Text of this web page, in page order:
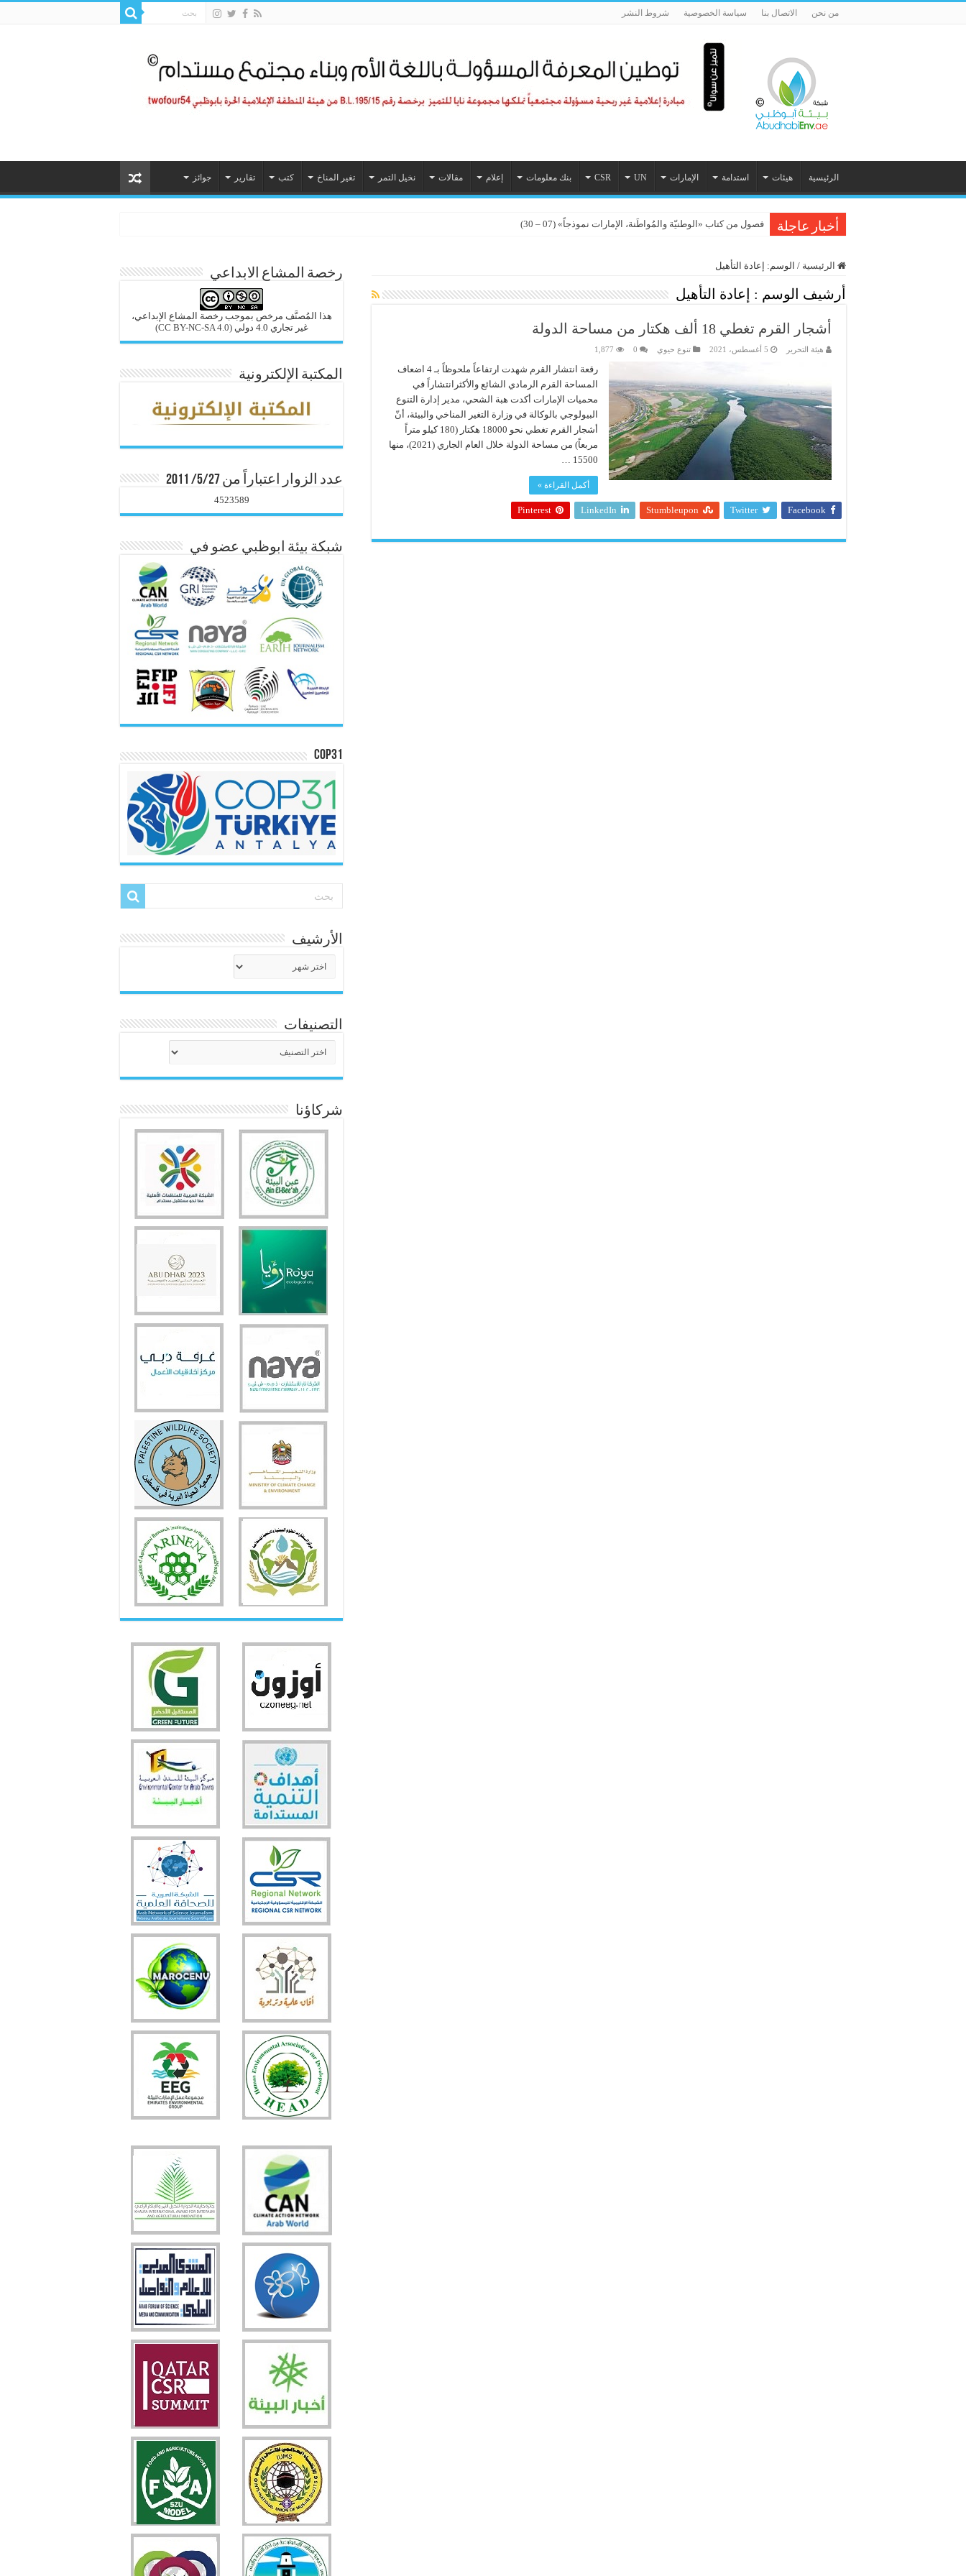
من نحن الاتصال بنا سياسة الخصوصية شروط النشر
الرئيسية هيئات استدامة الإمارات UN
CSR بنك معلومات إعلام مقالات نخيل التمر تغير المناخ كتب تقارير جوائز
أخبار عاجلة فصول من كتاب «الوطنيّة والمُواطَنة، الإمارات نموذجاً» (07 – 30)
الرئيسية / الوسم: إعادة التأهيل
أرشيف الوسم : إعادة التأهيل
أشجار القرم تغطي 18 ألف هكتار من مساحة الدولة
هيئة التحرير 5 أغسطس، 2021 تنوع حيوي 0
1,877
رقعة انتشار القرم شهدت ارتفاعاً ملحوظاً بـ 4 اضعاف
المساحة القرم الرمادي الشائع والأكثرانتشاراً في
محميات الإمارات أكدت هبة الشحي، مدير إدارة التنوع
البيولوجي بالوكالة في وزارة التغير المناخي والبيئة، أنّ
أشجار القرم تغطي نحو 18000 هكتار (180 كيلو متراً
مربعاً) من مساحة الدولة خلال العام الجاري (2021)، منها
15500 …
أكمل القراءة »
Facebook
Twitter
Stumbleupon
LinkedIn
Pinterest
رخصة المشاع الابداعي
هذا المُصنَّف مرخص بموجب رخصة المشاع الإبداعي،
غير تجاري 4.0 دولي
(CC BY-NC-SA 4.0)
المكتبة الإلكترونية
عدد الزوار اعتباراً من 5/27/ 2011
4523589
شبكة بيئة ابوظبي عضو في
COP31
الأرشيف
التصنيفات
شركاؤنا